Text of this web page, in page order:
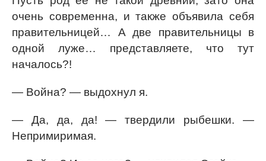
очень современна, и также объявила себя
правительницей… А две правительницы в
одной луже… представляете, что тут
началось?!
— Война? — выдохнул я.
— Да, да, да! — твердили рыбешки. —
Непримиримая.